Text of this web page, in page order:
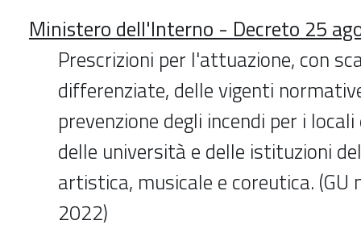
Ministero dell'Interno - Decreto 25
Prescrizioni per l'attuazione, con
differenziate, delle vigenti
prevenzione degli incendi per i
delle università e delle istituzioni
artistica, musicale e coreutica.
2022)